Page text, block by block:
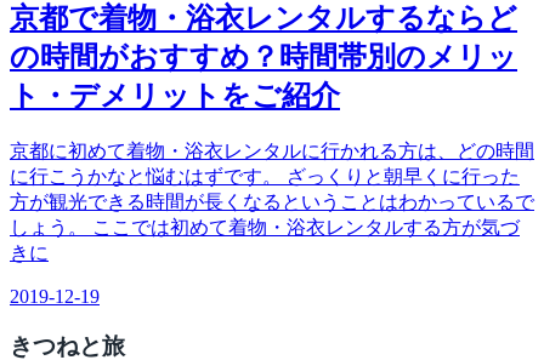
京都で着物・浴衣レンタルするならど
の時間がおすすめ？時間帯別のメリッ
ト・デメリットをご紹介
京都に初めて着物・浴衣レンタルに行かれる方は、どの時間
に行こうかなと悩むはずです。 ざっくりと朝早くに行った
方が観光できる時間が長くなるということはわかっているで
しょう。 ここでは初めて着物・浴衣レンタルする方が気づ
きに
2019-12-19
きつねと旅